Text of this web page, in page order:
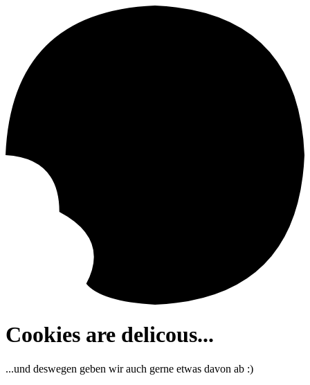
Cookies are delicous...
...und deswegen geben wir auch gerne etwas davon ab :)